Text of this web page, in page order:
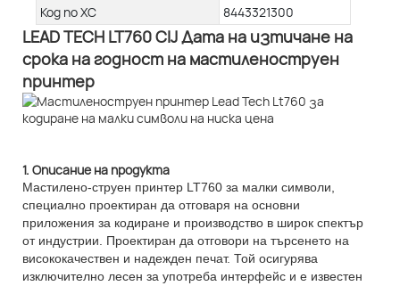
Код по ХС
8443321300
LEAD TECH LT760 CIJ Дата на изтичане на
срока на годност на мастиленоструен
принтер
1. Описание на продукта
Мастилено-струен принтер LT760 за малки символи,
специално проектиран да отговаря на основни
приложения за кодиране и производство в широк спектър
от индустрии. Проектиран да отговори на търсенето на
висококачествен и надежден печат. Той осигурява
изключително лесен за употреба интерфейс и е известен